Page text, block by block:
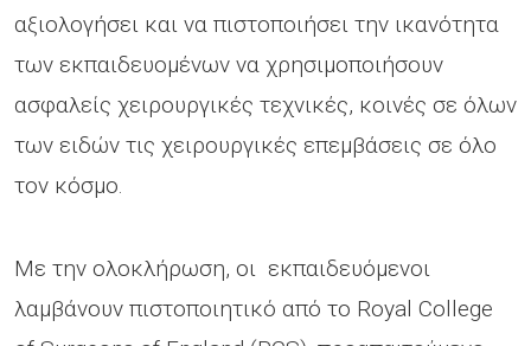
αξιολογήσει και να πιστοποιήσει την ικανότητα
των εκπαιδευομένων να χρησιμοποιήσουν
ασφαλείς χειρουργικές τεχνικές, κοινές σε όλων
των ειδών τις χειρουργικές επεμβάσεις σε όλο
τον κόσμο.
Με την ολοκλήρωση, οι εκπαιδευόμενοι
λαμβάνουν πιστοποιητικό από το Royal College